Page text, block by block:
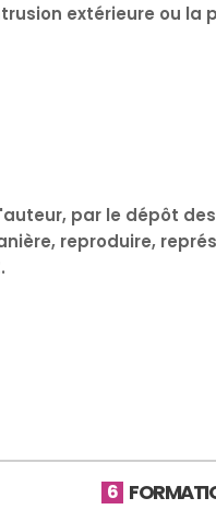
extérieure ou la
par le dépôt
reproduire,
6